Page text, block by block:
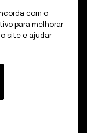
com o
para melhorar
site e ajudar